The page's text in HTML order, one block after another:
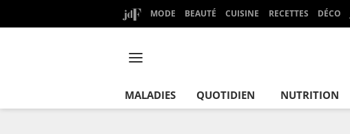
MODE BEAUTÉ CUISINE RECETTES DÉCO
MALADIES QUOTIDIEN NUTRITION